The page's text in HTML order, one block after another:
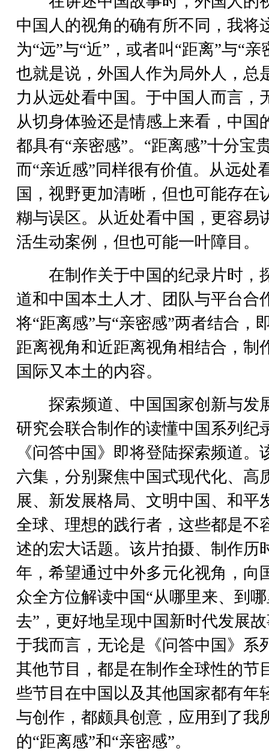
中国人的视角的确有所不同，我将
为“远”与“近”，或者叫“距离”与“亲
也就是说，外国人作为局外人，总
力从远处看中国。于中国人而言，
从切身体验还是情感上来看，中国
都具有“亲密感”。“距离感”十分宝
而“亲近感”同样很有价值。从远处
国，视野更加清晰，但也可能存在
糊与误区。从近处看中国，更容易
活生动案例，但也可能一叶障目。
在制作关于中国的纪录片时，
道和中国本土人才、团队与平台合
将“距离感”与“亲密感”两者结合，
距离视角和近距离视角相结合，制
国际又本土的内容。
探索频道、中国国家创新与发
研究会联合制作的读懂中国系列纪
《问答中国》即将登陆探索频道。
六集，分别聚焦中国式现代化、高
展、新发展格局、文明中国、和平
全球、理想的践行者，这些都是不
述的宏大话题。该片拍摄、制作历
年，希望通过中外多元化视角，向
众全方位解读中国“从哪里来、到
去”，更好地呈现中国新时代发展
于我而言，无论是《问答中国》系
其他节目，都是在制作全球性的节
些节目在中国以及其他国家都有年
与创作，都颇具创意，应用到了我
的“距离感”和“亲密感”。